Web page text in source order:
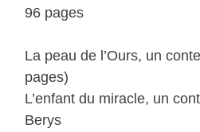
96 pages
La peau de l’Ours, un
pages)
L’enfant du miracle, un
Berys